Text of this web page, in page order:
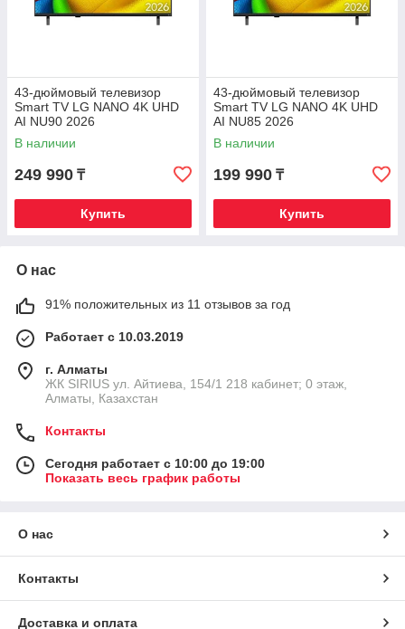
43-дюймовый телевизор
Smart TV LG NANO 4K UHD
AI NU90 2026
В наличии
249 990 ₸
Купить
43-дюймовый телевизор
Smart TV LG NANO 4K UHD
AI NU85 2026
В наличии
199 990 ₸
Купить
О нас
91% положительных из 11 отзывов за год
Работает с 10.03.2019
г. Алматы
​ЖК SIRIUS​ ул. Айтиева, 154/1​ 218 кабинет; 0 этаж,
Алматы, Казахстан
Контакты
Сегодня работает с 10:00 до 19:00
Показать весь график работы
О нас
Контакты
Доставка и оплата